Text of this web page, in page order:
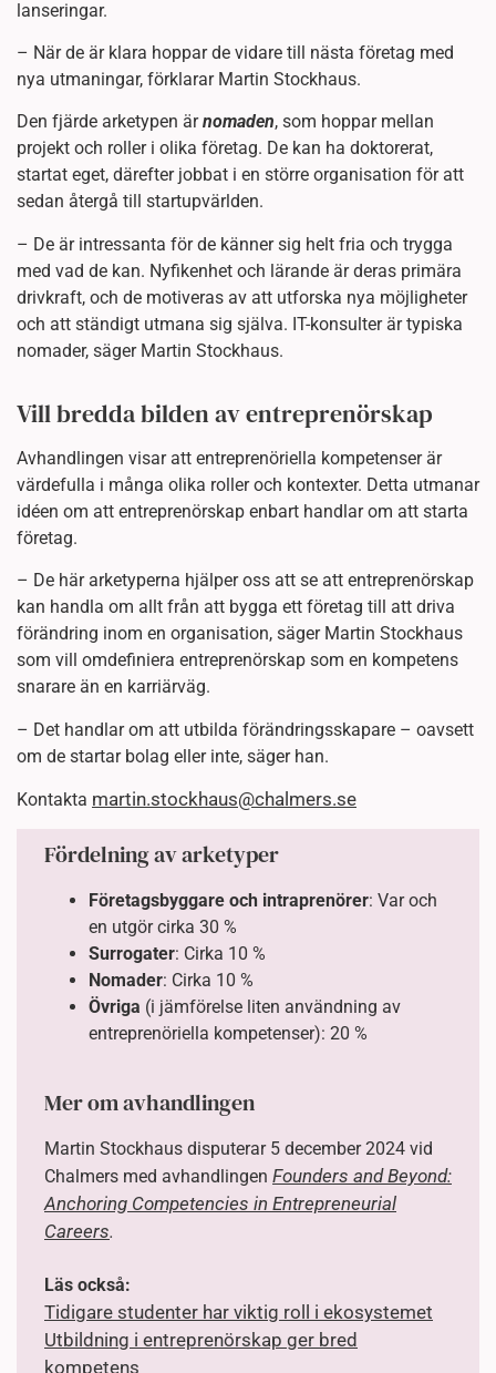
lanseringar.
– När de är klara hoppar de vidare till nästa företag med
nya utmaningar, förklarar Martin Stockhaus.
Den fjärde arketypen ärnomaden, som hoppar mellan
projekt och roller i olika företag. De kan ha doktorerat,
startat eget, därefter jobbat i en större organisation för att
sedan återgå till startupvärlden.
– De är intressanta för de känner sig helt fria och trygga
med vad de kan. Nyfikenhet och lärande är deras primära
drivkraft, och de motiveras av att utforska nya möjligheter
och att ständigt utmana sig själva. IT-konsulter är typiska
nomader, säger Martin Stockhaus.
Vill bredda bilden av entreprenörskap
Avhandlingen visar att entreprenöriella kompetenser är
värdefulla i många olika roller och kontexter. Detta utmanar
idéen om att entreprenörskap enbart handlar om att starta
företag.
– De här arketyperna hjälper oss att se att entreprenörskap
kan handla om allt från att bygga ett företag till att driva
förändring inom en organisation, säger Martin Stockhaus
som vill omdefiniera entreprenörskap som en kompetens
snarare än en karriärväg.
– Det handlar om att utbilda förändringsskapare – oavsett
om de startar bolag eller inte, säger han.
Kontakta martin.stockhaus@chalmers.se
Fördelning av arketyper
Företagsbyggare och intraprenörer: Var och
en utgör cirka 30 %
Surrogater: Cirka 10 %
Nomader: Cirka 10 %
Övriga (i jämförelse liten användning av
entreprenöriella kompetenser): 20 %
Mer om avhandlingen
Martin Stockhaus disputerar 5 december 2024 vid
Chalmers med avhandlingen Founders and Beyond:
Anchoring Competencies in Entrepreneurial
Careers.
Läs också:
Tidigare studenter har viktig roll i ekosystemet
Utbildning i entreprenörskap ger bred
kompetens